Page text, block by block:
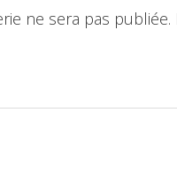
ne sera pas publiée.